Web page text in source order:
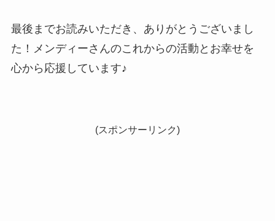
最後までお読みいただき、ありがとうございまし
た！メンディーさんのこれからの活動とお幸せを
心から応援しています♪
(スポンサーリンク)